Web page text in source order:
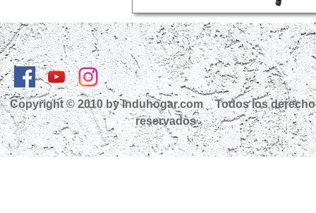
Más información
Click Aquí
Copyright © 2010 by Induhogar.com _ Todos los
reservados